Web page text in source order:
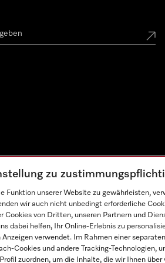
zu
Funktion unserer Website zu gewährleisten,
wir auch nicht unbedingt erforderliche
Cookies von Dritten, unseren Partnern und
dabei helfen, Ihr Online-Erlebnis zu
Anzeigen verwendet. Im Rahmen einer
Cookies und andere Tracking-Technologien,
zuordnen, um die Inhalte, die wir Ihnen